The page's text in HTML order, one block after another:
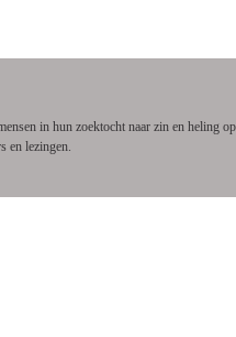
in hun zoektocht naar zin en heling
en lezingen.